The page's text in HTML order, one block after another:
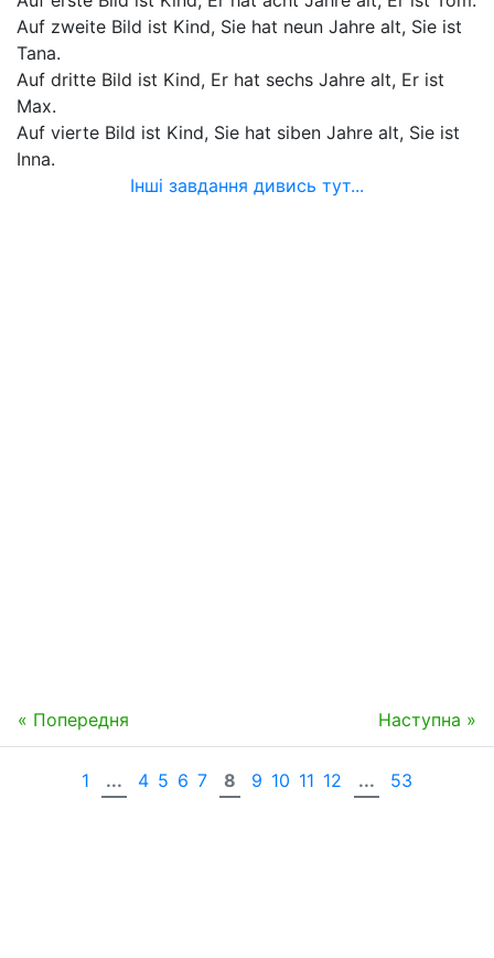
Auf zweite Bild ist Kind, Sie hat neun Jahre alt, Sie ist
Tana.
Auf dritte Bild ist Kind, Er hat sechs Jahre alt, Er ist
Max.
Auf vierte Bild ist Kind, Sie hat siben Jahre alt, Sie ist
Inna.
Інші завдання дивись тут...
« Попередня Наступна »
1 ... 4 5 6 7 8 9 10 11 12 ... 53